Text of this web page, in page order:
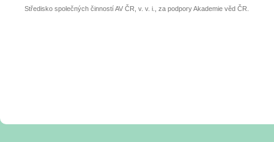
Středisko společných činností AV ČR, v. v. i., za podpory Akademie věd ČR.